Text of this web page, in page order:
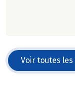
Voir toutes